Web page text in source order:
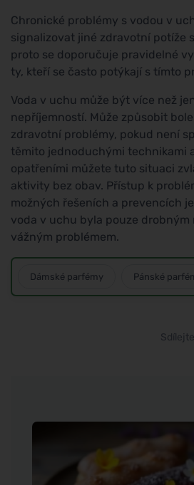
Chronické problémy s vodou v
signalizovat jiné zdravotní potíže
proto se doporučuje pravidelné
ty, kteří se často potýkají s tímto
Voda v uchu může být více než
nepříjemností. Může způsobit
zdravotní problémy, pokud není
těmito jednoduchými technikami
opatřeními můžete tuto situaci
aktivity bez obav. Přístup k
možných řešeních a prevencích
voda v uchu byla pouze drobným
vážným problémem.
Dámské parfémy Pánské
Sdílejte